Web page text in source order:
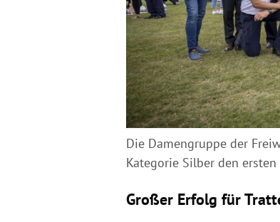
Die Damengruppe der
Kategorie Silber den ersten
Großer Erfolg für